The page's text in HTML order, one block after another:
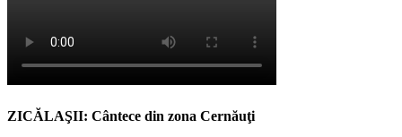
ZICĂLAŞII: Cântece din zona Cernăuţi